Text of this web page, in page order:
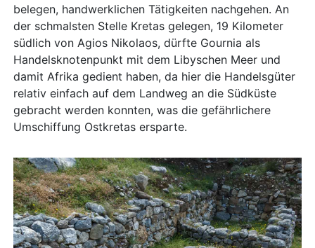
belegen, handwerklichen Tätigkeiten nachgehen. An
der schmalsten Stelle Kretas gelegen, 19 Kilometer
südlich von Agios Nikolaos, dürfte Gournia als
Handelsknotenpunkt mit dem Libyschen Meer und
damit Afrika gedient haben, da hier die Handelsgüter
relativ einfach auf dem Landweg an die Südküste
gebracht werden konnten, was die gefährlichere
Umschiffung Ostkretas ersparte.